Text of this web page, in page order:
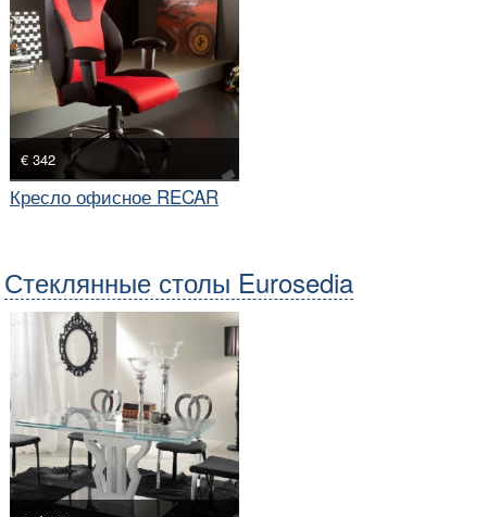
€ 342
Кресло офисное RECAR
Стеклянные столы Eurosedia